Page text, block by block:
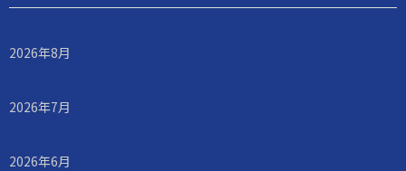
2026年8月
2026年7月
2026年6月